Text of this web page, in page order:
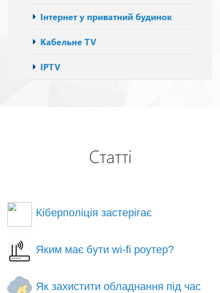
Інтернет у приватний будинок
Кабельне TV
IPTV
Статті
Кіберполіція застерігає
Яким має бути wi-fi роутер?
Як захистити обладнання під час